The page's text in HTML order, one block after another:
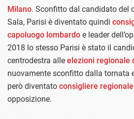
Milano. Sconfitto dal candidato del
Sala, Parisi è diventato quindi
capoluogo lombardo e leader
2018 lo stesso Parisi è stato il
centrodestra alle elezioni regionale
nuovamente sconfitto dalla tornata
però diventato consigliere regionale
opposizione.